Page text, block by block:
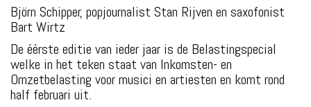
Björn Schipper, popjournalist Stan Rijven en saxofonist
Bart Wirtz
De éérste editie van ieder jaar is de Belastingspecial
welke in het teken staat van Inkomsten- en
Omzetbelasting voor musici en artiesten en komt rond
half februari uit.